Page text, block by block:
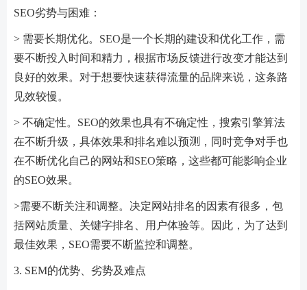
SEO劣势与困难：
> 需要长期优化。SEO是一个长期的建设和优化工作，需
要不断投入时间和精力，根据市场反馈进行改变才能达到
良好的效果。对于想要快速获得流量的品牌来说，这条路
见效较慢。
> 不确定性。SEO的效果也具有不确定性，搜索引擎算法
在不断升级，具体效果和排名难以预测，同时竞争对手也
在不断优化自己的网站和SEO策略，这些都可能影响企业
的SEO效果。
>需要不断关注和调整。决定网站排名的因素有很多，包
括网站质量、关键字排名、用户体验等。因此，为了达到
最佳效果，SEO需要不断监控和调整。
3. SEM的优势、劣势及难点